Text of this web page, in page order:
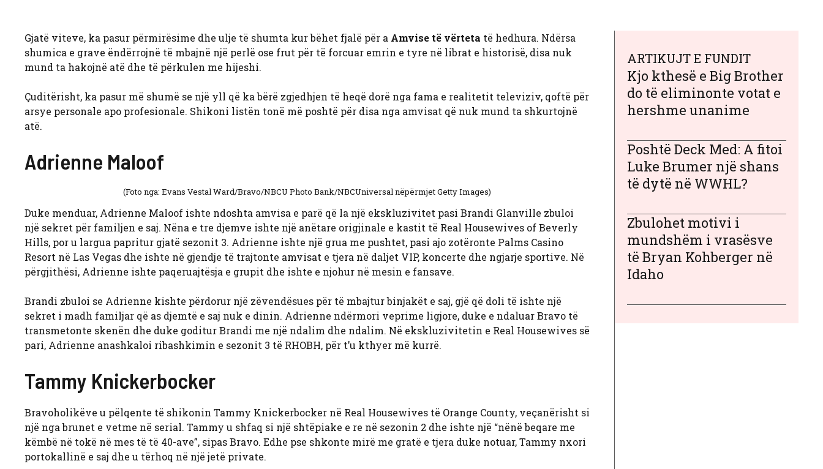
Gjatë viteve, ka pasur përmirësime dhe ulje të shumta kur bëhet fjalë për a Amvise të vërteta të hedhura. Ndërsa
shumica e grave ëndërrojnë të mbajnë një perlë ose frut për të forcuar emrin e tyre në librat e historisë, disa nuk
mund ta hakojnë atë dhe të përkulen me hijeshi.
Çuditërisht, ka pasur më shumë se një yll që ka bërë zgjedhjen të heqë dorë nga fama e realitetit televiziv, qoftë për
arsye personale apo profesionale. Shikoni listën tonë më poshtë për disa nga amvisat që nuk mund ta shkurtojnë
atë.
Adrienne Maloof
(Foto nga: Evans Vestal Ward/Bravo/NBCU Photo Bank/NBCUniversal nëpërmjet Getty Images)
Duke menduar, Adrienne Maloof ishte ndoshta amvisa e parë që la një ekskluzivitet pasi Brandi Glanville zbuloi
një sekret për familjen e saj. Nëna e tre djemve ishte një anëtare origjinale e kastit të Real Housewives of Beverly
Hills, por u largua papritur gjatë sezonit 3. Adrienne ishte një grua me pushtet, pasi ajo zotëronte Palms Casino
Resort në Las Vegas dhe ishte në gjendje të trajtonte amvisat e tjera në daljet VIP, koncerte dhe ngjarje sportive. Në
përgjithësi, Adrienne ishte paqeruajtësja e grupit dhe ishte e njohur në mesin e fansave.
Brandi zbuloi se Adrienne kishte përdorur një zëvendësues për të mbajtur binjakët e saj, gjë që doli të ishte një
sekret i madh familjar që as djemtë e saj nuk e dinin. Adrienne ndërmori veprime ligjore, duke e ndaluar Bravo të
transmetonte skenën dhe duke goditur Brandi me një ndalim dhe ndalim. Në ekskluzivitetin e Real Housewives së
pari, Adrienne anashkaloi ribashkimin e sezonit 3 të RHOBH, për t’u kthyer më kurrë.
Tammy Knickerbocker
Bravoholikëve u pëlqente të shikonin Tammy Knickerbocker në Real Housewives të Orange County, veçanërisht si
një nga brunet e vetme në serial. Tammy u shfaq si një shtëpiake e re në sezonin 2 dhe ishte një “nënë beqare me
këmbë në tokë në mes të të 40-ave”, sipas Bravo. Edhe pse shkonte mirë me gratë e tjera duke notuar, Tammy nxori
portokallinë e saj dhe u tërhoq në një jetë private.
ARTIKUJT E FUNDIT
Kjo kthesë e Big Brother
do të eliminonte votat e
hershme unanime
Poshtë Deck Med: A fitoi
Luke Brumer një shans
të dytë në WWHL?
Zbulohet motivi i
mundshëm i vrasësve
të Bryan Kohberger në
Idaho